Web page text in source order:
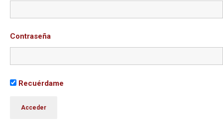
Contraseña
Recuérdame